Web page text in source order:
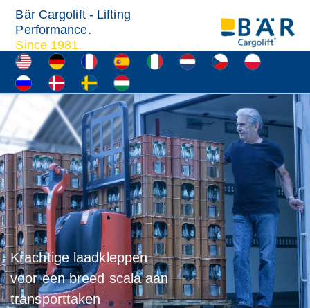
Bär Cargolift - Lifting
Performance.
Since 1981.
Krachtige laadkleppen
voor een breed scala aan
transporttaken